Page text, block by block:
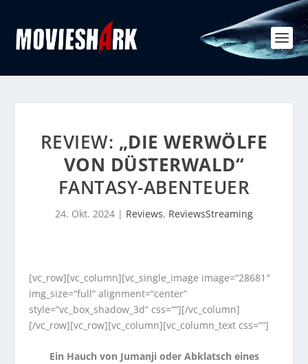
REVIEW: „DIE WERWÖLFE
VON DÜSTERWALD“
FANTASY-ABENTEUER
24. Okt. 2024 | Reviews, ReviewsStreaming
[vc_row][vc_column][vc_single_image image=“28681″
img_size=“full“ alignment=“center“
style=“vc_box_shadow_3d“ css=““][/vc_column]
[/vc_row][vc_row][vc_column][vc_column_text css=““]
Ein Hauch von Jumanji oder Abklatsch eines